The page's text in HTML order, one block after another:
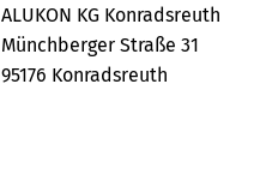
ALUKON KG Konradsreuth
Münchberger Straße 31
95176 Konradsreuth